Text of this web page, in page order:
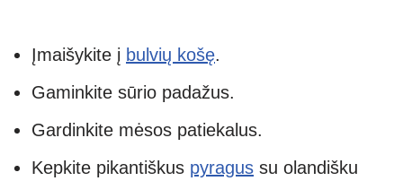
Įmaišykite į bulvių košę.
Gaminkite sūrio padažus.
Gardinkite mėsos patiekalus.
Kepkite pikantiškus pyragus su olandišku